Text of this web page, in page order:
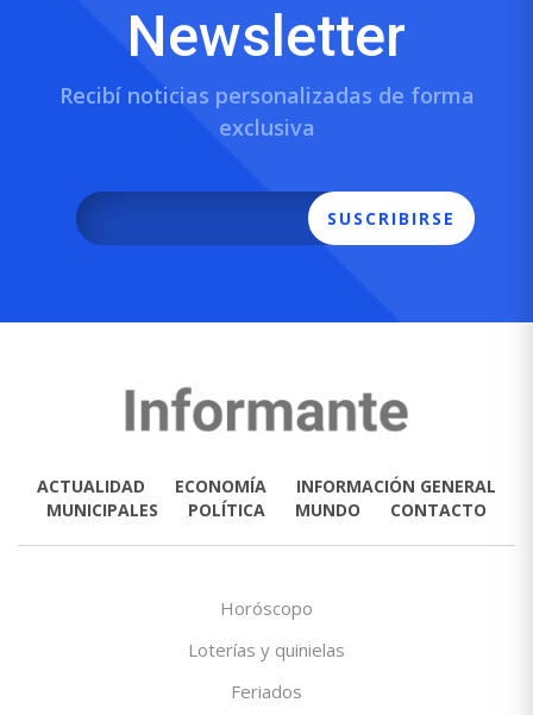
Newsletter
Recibí noticias personalizadas de forma
exclusiva
SUSCRIBIRSE
ACTUALIDAD ECONOMÍA
INFORMACIÓN GENERAL
MUNICIPALES
POLÍTICA MUNDO CONTACTO
Horóscopo
Loterías y quinielas
Feriados